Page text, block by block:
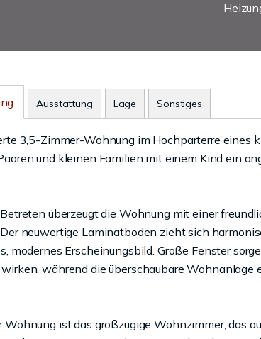
Ausstattung Lage Sonstiges
3,5-Zimmer-Wohnung im Hochparterre eines
und kleinen Familien mit einem Kind ein
überzeugt die Wohnung mit einer
neuwertige Laminatboden zieht sich
modernes Erscheinungsbild. Große Fenster
während die überschaubare
Wohnung ist das großzügige Wohnzimmer, das